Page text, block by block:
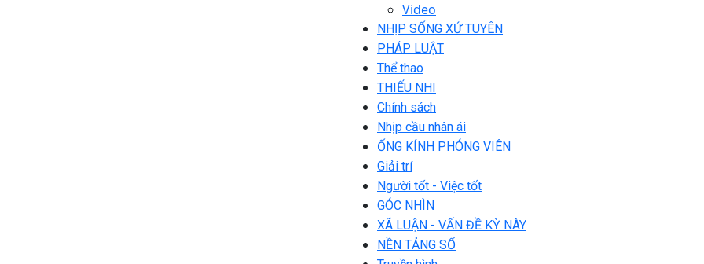
Video
NHỊP SỐNG XỨ TUYÊN
PHÁP LUẬT
Thể thao
THIẾU NHI
Chính sách
Nhịp cầu nhân ái
ỐNG KÍNH PHÓNG VIÊN
Giải trí
Người tốt - Việc tốt
GÓC NHÌN
XÃ LUẬN - VẤN ĐỀ KỲ NÀY
NỀN TẢNG SỐ